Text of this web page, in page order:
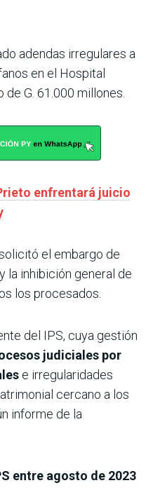
adendas irregulares a
en el Hospital
G. 61.000 millones.
enfrentará juicio
el embargo de
la inhibición general de
los procesados.
del IPS, cuya gestión
judiciales por
e irregularidades
cercano a los
informe de la
entre agosto de 2023